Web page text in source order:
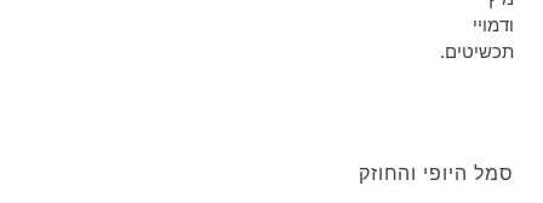
ודמויי
תכשיטים.
סמל היופי והחוזק